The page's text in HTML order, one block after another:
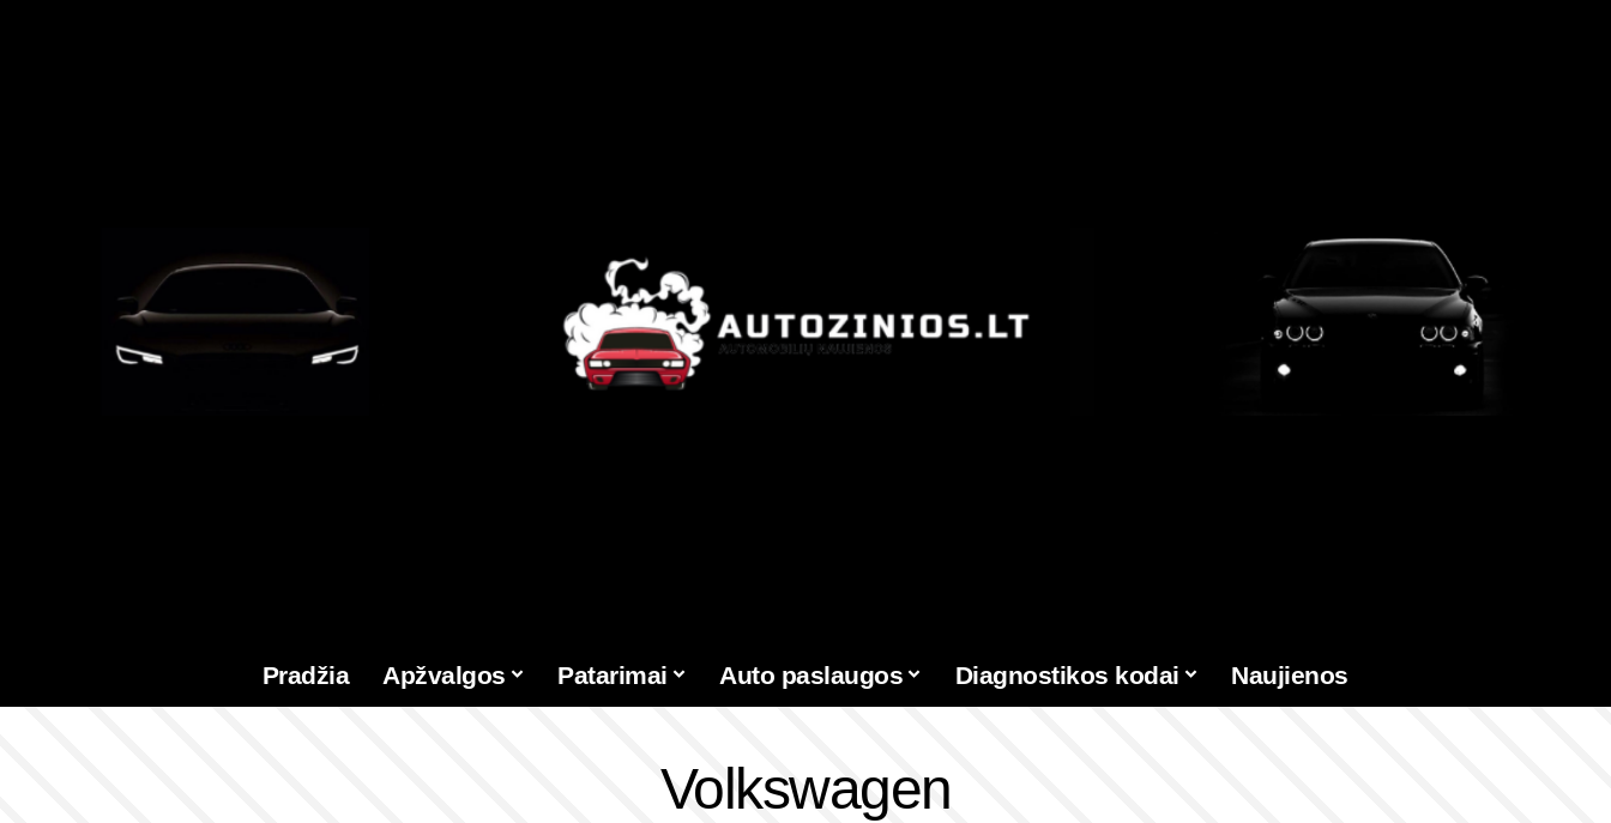
Pradžia Apžvalgos Patarimai Auto paslaugos Diagnostikos kodai Naujienos
Volkswagen